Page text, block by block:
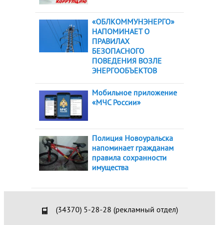
«ОБЛКОММУНЭНЕРГО»
НАПОМИНАЕТ О
ПРАВИЛАХ
БЕЗОПАСНОГО
ПОВЕДЕНИЯ ВОЗЛЕ
ЭНЕРГООБЪЕКТОВ
Мобильное приложение
«МЧС России»
Полиция Новоуральска
напоминает гражданам
правила сохранности
имущества
(34370) 5-28-28 (рекламный отдел)